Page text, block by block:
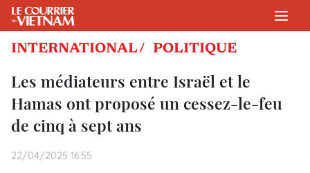
INTERNATIONAL / POLITIQUE
Les médiateurs entre Israël et le
Hamas ont proposé un cessez-le-feu
de cinq à sept ans
22/04/2025 16:55